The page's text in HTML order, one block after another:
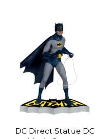
DC Direct Statue DC